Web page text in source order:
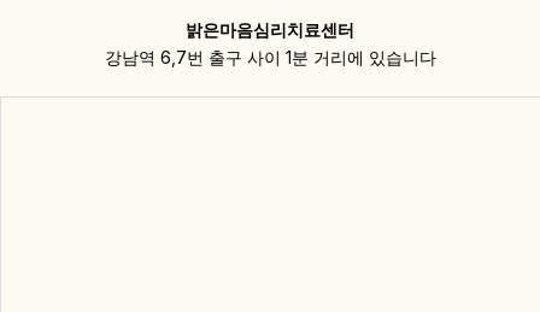
밝은마음심리치료센터
강남역 6,7번 출구 사이 1분 거리에 있습니다